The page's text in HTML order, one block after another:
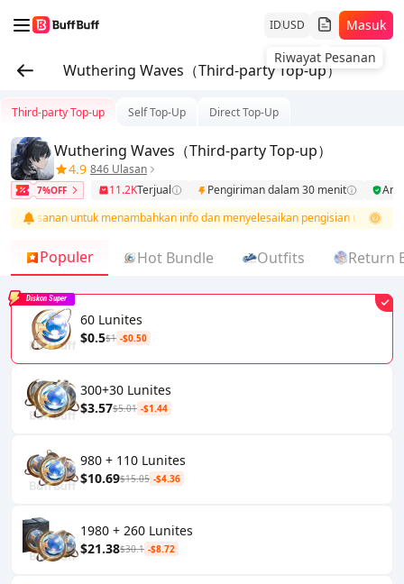
IDUSD
Riwayat Pesanan
Masuk
Wuthering Waves（Third-party Top-up）
Third-party Top-up Self Top-Up Direct Top-Up
Wuthering Waves（Third-party Top-up）
4.9 846 Ulasan
7%OFF 11.2KTerjual Pengiriman dalam 30 menit
untuk menambahkan info dan menyelesaikan pengisian ulang.
Populer Hot Bundle Outfits Return
60 Lunites
$0.5$1 -$0.50
Diskon Super
300+30 Lunites
$3.57$5.01 -$1.44
980 + 110 Lunites
$10.69$15.05 -$4.36
1980 + 260 Lunites
$21.38$30.1 -$8.72